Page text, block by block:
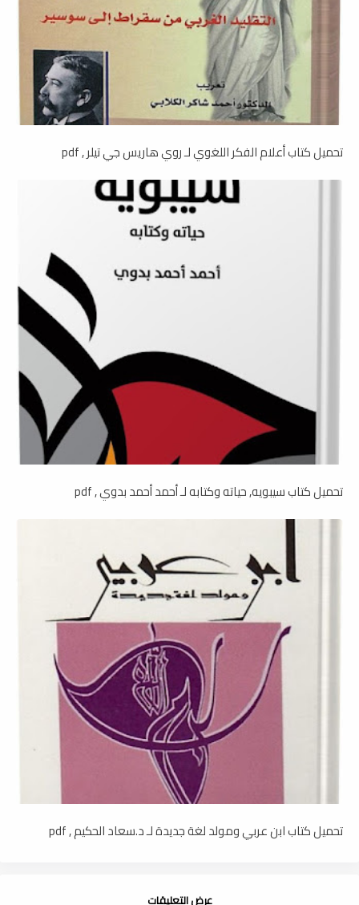
تحميل كتاب أعلام الفكر اللغوي لـ روي هاريس جي تيلر , pdf
تحميل كتاب سيبويه, حياته وكتابه لـ أحمد أحمد بدوي , pdf
تحميل كتاب ابن عربي ومولد لغة جديدة لـ د.سعاد الحكيم , pdf
عرض التعليقات